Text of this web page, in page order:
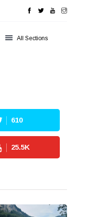
All Sections
610
25.5K